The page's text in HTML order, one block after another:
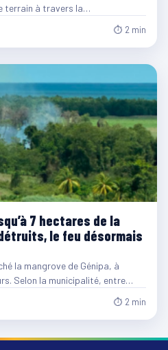
terrain à travers la…
⏱ 2 min
7 hectares de la
le feu désormais
la mangrove de Génipa, à
Selon la municipalité, entre…
⏱ 2 min